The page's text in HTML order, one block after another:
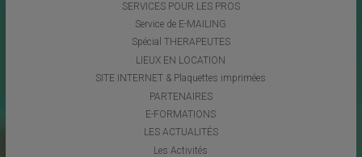
SERVICES POUR LES PROS
Service de E-MAILING
Spécial THERAPEUTES
LIEUX EN LOCATION
SITE INTERNET & Plaquettes imprimées
PARTENAIRES
E-FORMATIONS
LES ACTUALITÉS
Les Activités